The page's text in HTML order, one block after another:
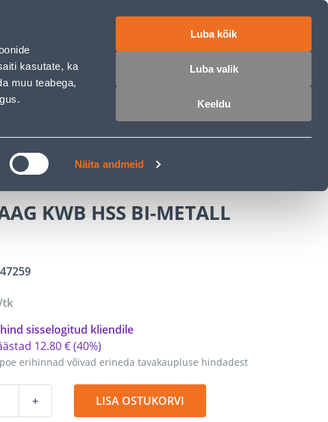
kasutate, ka
muu teabega,
Näita andmeid
Luba kõik
Luba valik
Keeldu
ETRUEN
Logi sisse Ostukorv
MEISTRIKLUBI BLOGI
KWB HSS BI-METALL 114MM
KWB HSS BI-METALL
erihinnad võivad erineda tavakaupluse hindadest
12.80 €(40%)
hind sisselogitud kliendile
+ LISA OSTUKORVI